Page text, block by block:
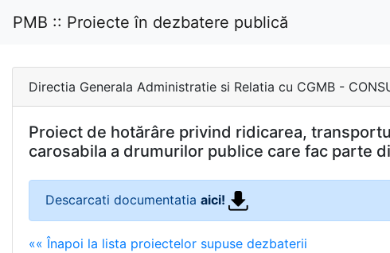
PMB :: Proiecte în dezbatere publică
Directia Generala Administratie si Relatia cu CGMB -
Proiect de hotărâre privind ridicarea,
carosabila a drumurilor publice care fac parte
Descarcati documentatia aici!
«« Înapoi la lista proiectelor supuse dezbaterii